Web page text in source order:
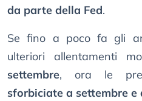
da parte della Fed.
Se fino a poco fa gli
ulteriori allentamenti
settembre, ora le
sforbiciate a settembre e